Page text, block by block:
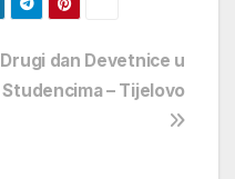
Drugi dan Devetnice u
Studencima – Tijelovo